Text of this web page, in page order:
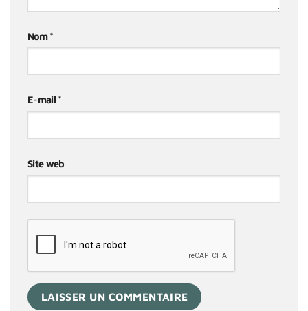
Nom*
E-mail *
Site web